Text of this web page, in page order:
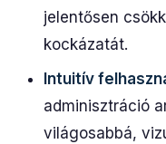
jelentősen
kockázatát.
Intuitív
adminisztráció
világosabbá,